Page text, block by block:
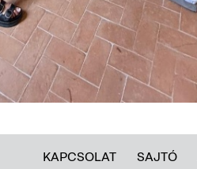
KAPCSOLAT SAJTÓ